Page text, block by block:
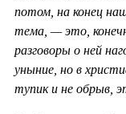
потом, на конец
тема, — это,
разговоры о ней
уныние, но в
тупик и не обрыв,